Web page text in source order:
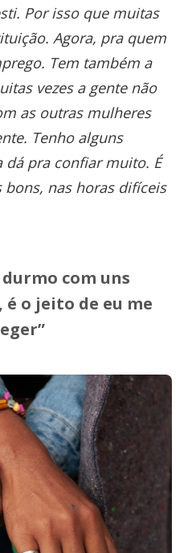
Por isso que muitas
Agora, pra quem
Tem também a
vezes a gente não
as outras mulheres
Tenho alguns
dá pra confiar muito. É
nas horas difíceis
durmo com uns
o jeito de eu me